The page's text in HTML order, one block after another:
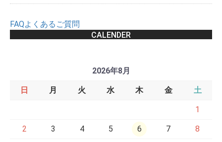
FAQよくあるご質問
CALENDER
2026年8月
日 月 火 水 木 金 土
1
2 3 4 5 6 7 8